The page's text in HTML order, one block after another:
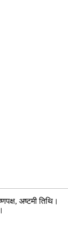
अष्टमी तिथि।